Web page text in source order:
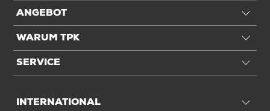
ANGEBOT
WARUM TPK
SERVICE
INTERNATIONAL